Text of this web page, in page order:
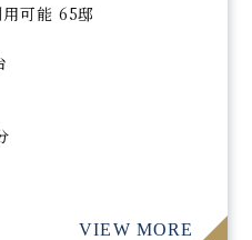
可能 65邸
VIEW MORE